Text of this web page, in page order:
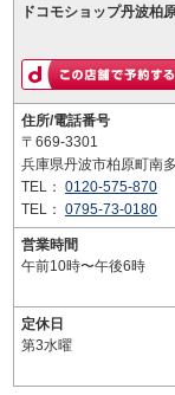
ドコモショップ丹波柏
住所/電話番号
〒669-3301
兵庫県丹波市柏原町南
TEL： 0120-575-870
TEL： 0795-73-0180
営業時間
午前10時〜午後6時
定休日
第3水曜